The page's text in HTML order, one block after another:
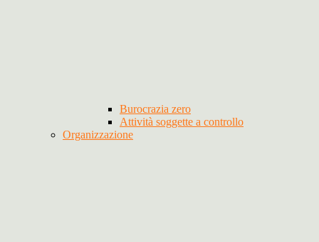
Burocrazia zero
Attività soggette a controllo
Organizzazione